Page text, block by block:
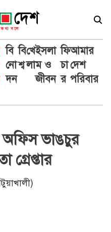
বি
নো
দন
বি
শ্ব
খে
লা
ইসলা
ম ও
জীবন
ফি
চা
র
আমার
দেশ
পরিবার
অফিস ভাঙচুর
গ্রেপ্তার